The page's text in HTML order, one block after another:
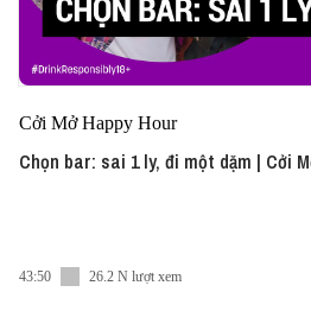
Cởi Mở Happy Hour
Chọn bar: sai 1 ly, đi một dặm | Cởi
43:50 26.2 N lượt xem